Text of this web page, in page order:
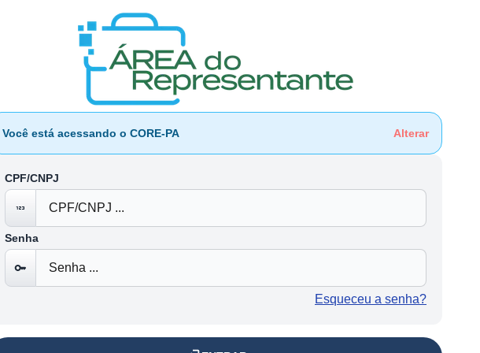
Você está acessando o CORE-PA Alterar
CPF/CNPJ
Senha
Esqueceu a senha?